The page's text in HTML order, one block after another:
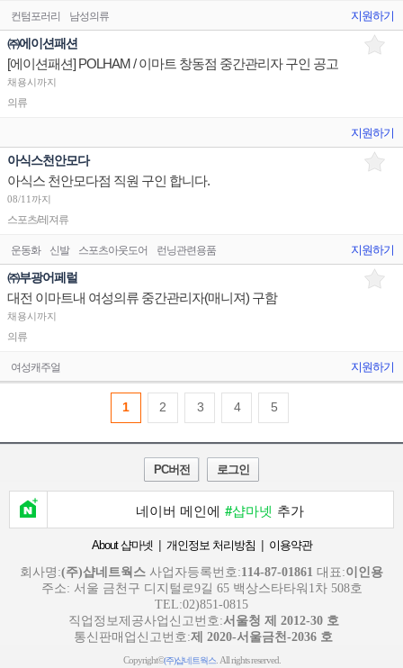
컨텀포러리 남성의류 지원하기
㈜에이션패션
[에이션패션] POLHAM / 이마트 창동점 중간관리자 구인 공고
채용시까지
의류
지원하기
아식스천안모다
아식스 천안모다점 직원 구인 합니다.
08/11까지
스포츠/레져류
운동화 신발 스포츠아웃도어 런닝관련용품 지원하기
㈜부광어페럴
대전 이마트내 여성의류 중간관리자(매니져) 구함
채용시까지
의류
여성캐주얼 지원하기
1 2 3 4 5
PC버전 로그인
네이버 메인에 #샵마넷 추가
About 샵마넷 | 개인정보 처리방침 | 이용약관
회사명:(주)샵네트웍스 사업자등록번호:114-87-01861 대표:이인용
주소: 서울 금천구 디지털로9길 65 백상스타타워1차 508호
TEL:02)851-0815
직업정보제공사업신고번호:서울청 제 2012-30 호
통신판매업신고번호:제 2020-서울금천-2036 호
Copyright©(주)샵네트웍스. All rights reserved.